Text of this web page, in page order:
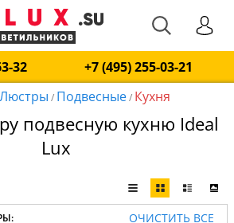
32
+7 (495) 255-03-21
Люстры / Подвесные/ Кухня
подвесную кухню Ideal
Lux
ОЧИСТИТЬ ВСЕ